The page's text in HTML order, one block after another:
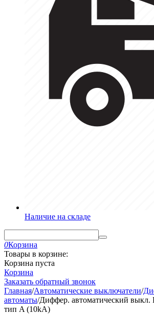
Наличие на складе
0Корзина
Товары в корзине:
Корзина пуста
Корзина
Заказать обратный звонок
Главная/Автоматические выключатели/
автоматы/Диффер. автоматический выкл.
тип A (10kA)